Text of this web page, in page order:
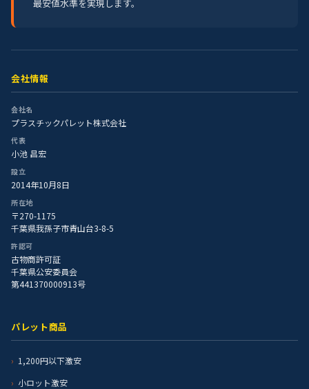
最安値水準を実現します。
会社情報
会社名
プラスチックパレット株式会社
代表
小池 昌宏
設立
2014年10月8日
所在地
〒270-1175
千葉県我孫子市青山台3-8-5
許認可
古物商許可証
千葉県公安委員会
第441370000913号
パレット商品
1,200円以下激安
小ロット激安